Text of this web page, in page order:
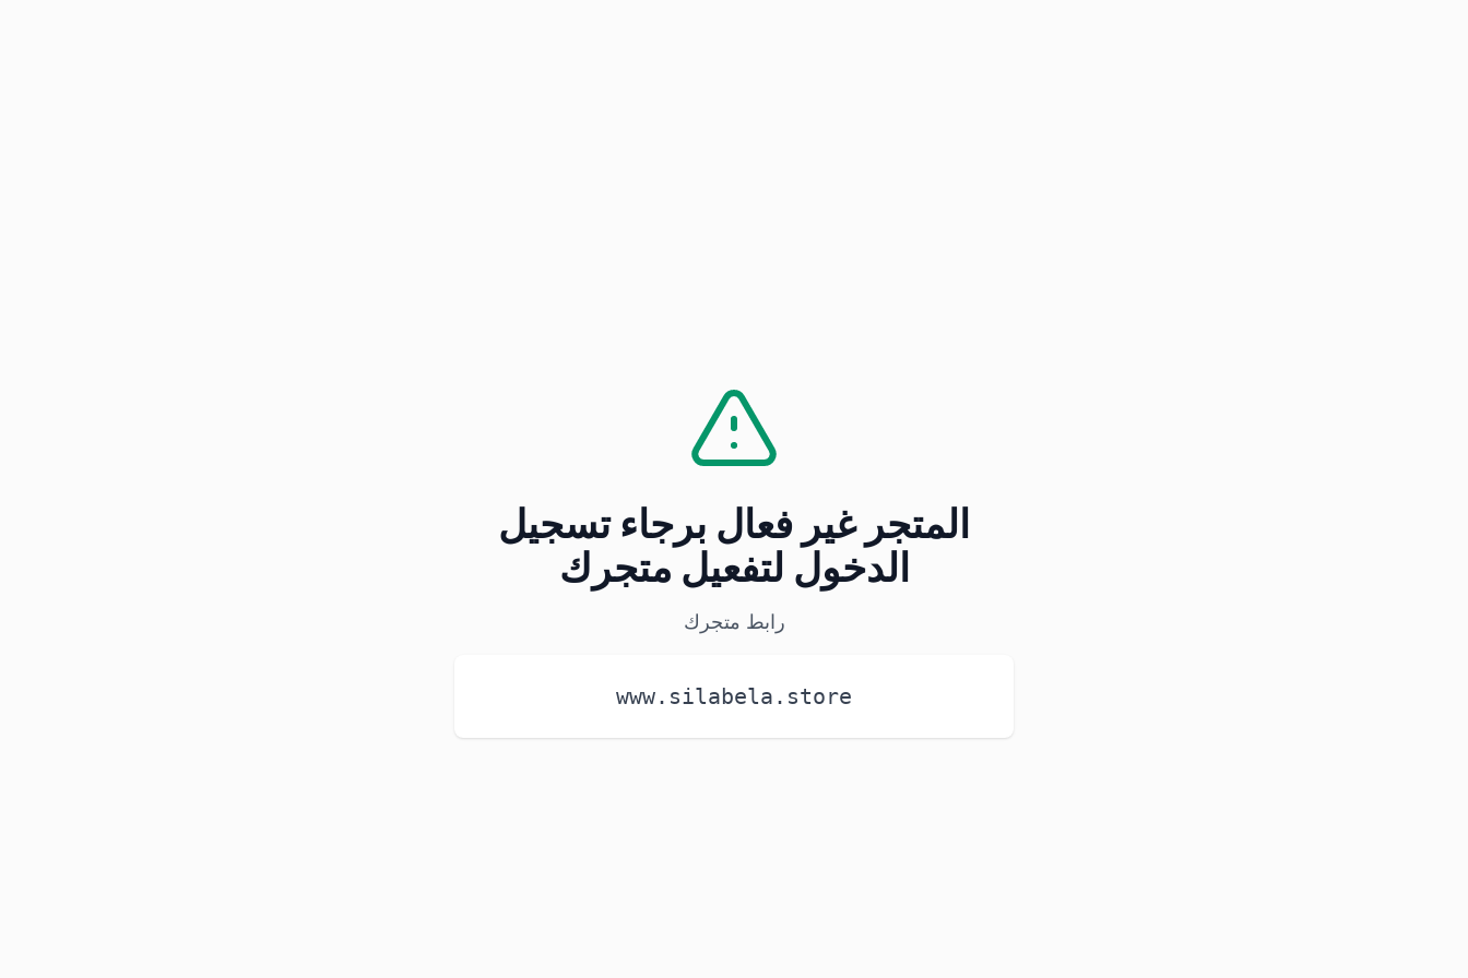
المتجر غير فعال برجاء تسجيل
الدخول لتفعيل متجرك
رابط متجرك
www.silabela.store